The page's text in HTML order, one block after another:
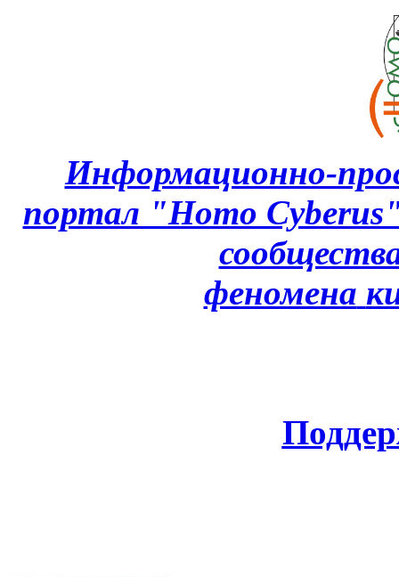
Информационно-
портал "Homo
феномена